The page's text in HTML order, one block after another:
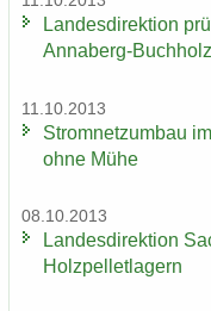
Lan­des­di­rek­ti­on
Annaberg-​Buchholz
11.10.2013
Strom­netz­um­bau
ohne Mühe
08.10.2013
Lan­des­di­rek­ti­on
Holz­pel­let­la­gern